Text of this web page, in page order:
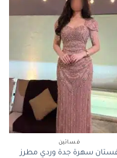
فساتين
سهرة جدة وردي مطرز